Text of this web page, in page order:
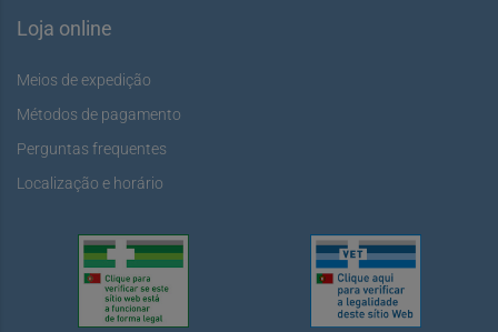
Loja online
Meios de expedição
Métodos de pagamento
Perguntas frequentes
Localização e horário